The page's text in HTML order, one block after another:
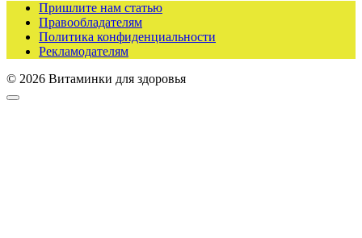
Пришлите нам статью
Правообладателям
Политика конфиденциальности
Рекламодателям
© 2026 Витаминки для здоровья